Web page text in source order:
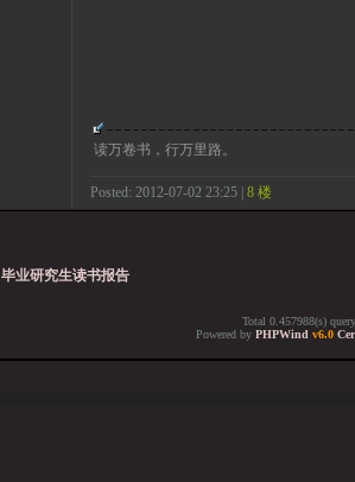
读万卷书，行万里路。
Posted: 2012-07-02 23:25 | 8 楼
毕业研究生读书报告
Total 0.457988(s)
Powered by PHPWind v6.0